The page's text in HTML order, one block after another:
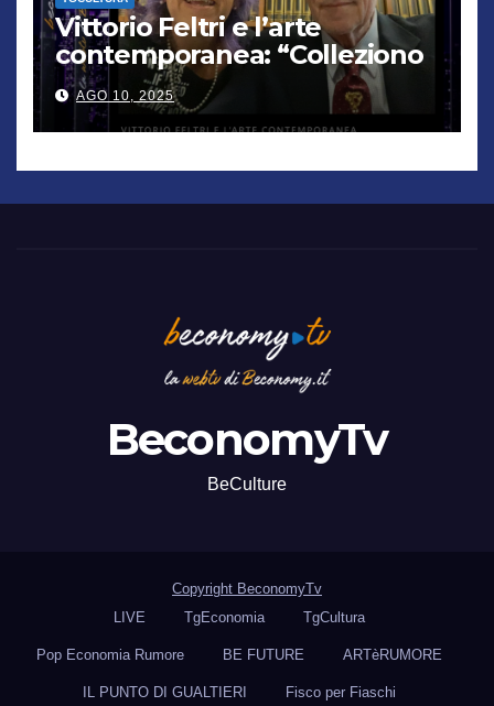
Vittorio Feltri e l’arte
contemporanea: “Colleziono
De Chirico. Cattelan? Un
genio”
AGO 10, 2025
BeconomyTv
BeCulture
Copyright BeconomyTv
LIVE
TgEconomia TgCultura
Pop Economia Rumore BE FUTURE ARTèRUMORE
IL PUNTO DI GUALTIERI Fisco per Fiaschi